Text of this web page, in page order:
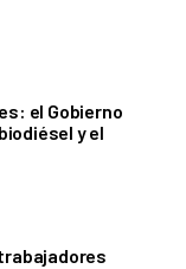
el Gobierno
y el